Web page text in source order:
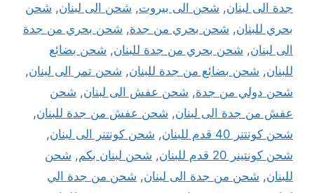
جدة الى لبنان, شحن الى بيروت, شحن الى لبنان, شحن
بحري للبنان, شحن بحري من جدة, شحن بحري من جدة
الى لبنان, شحن بحري من جدة للبنان, شحن بضائع
للبنان, شحن بضائع من جدة للبنان, شحن تمر الى لبنان,
شحن دولي من جدة, شحن عفش الى لبنان, شحن
عفش من جدة الى لبنان, شحن عفش من جدة للبنان,
شحن كونتنر 40 قدم للبنان
, شحن كونتنر الى لبنان,
شحن كونتينر 20 قدم للبنان
, شحن لبنان بكم, شحن
للبنان, شحن من جدة الى لبنان, شحن من جدة الي